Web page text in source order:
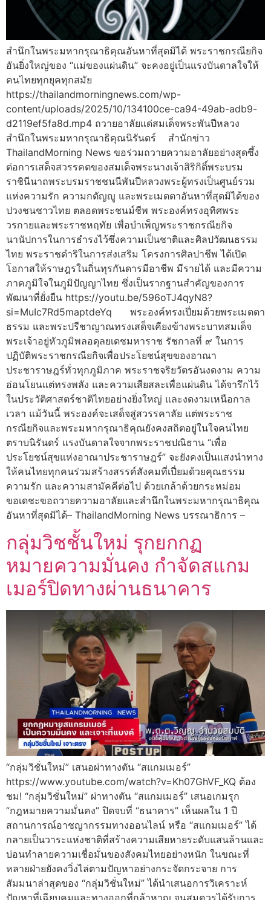
สำนึกในพระมหากรุณาธิคุณอันหาที่สุดมิได้ พระราชกรณียกิจ
อันยิ่งใหญ่ของ “แม่ของแผ่นดิน” จะคงอยู่เป็นแรงบันดาลใจให้
คนไทยทุกยุคทุกสมัย
https://thailandmorningnews.com/wp-
content/uploads/2025/10/134100ce-ca94-49ab-adb9-
d2119ef5fa8d.mp4 ถวายอาลัยแด่สมเด็จพระพันปีหลวง
สำนึกในพระมหากรุณาธิคุณนิรันดร์ สำนักข่าว
ThailandMorning News ขอร่วมถวายความอาลัยอย่างสุดซึ้ง
ต่อการเสด็จสวรรคตของสมเด็จพระนางเจ้าสิริกิติ์พระบรม
ราชินีนาถพระบรมราชชนนีพันปีหลวงพระผู้ทรงเป็นศูนย์รวม
แห่งความรัก ความกตัญญู และพระเมตตาอันหาที่สุดมิได้ของ
ปวงชนชาวไทย ตลอดพระชนม์ชีพ พระองค์ทรงอุทิศพระ
วรกายและพระราชหฤทัย เพื่อบำเพ็ญพระราชกรณียกิจ
นานัปการในการธำรงไว้ซึ่งความเป็นชาติและศิลปวัฒนธรรม
ไทย พระราชดำริในการส่งเสริม โครงการศิลปาชีพ ได้เปิด
โอกาสให้ราษฎรในถิ่นทุรกันดารมีอาชีพ มีรายได้ และมีความ
ภาคภูมิใจในภูมิปัญญาไทย ซึ่งเป็นรากฐานสำคัญของการ
พัฒนาที่ยั่งยืน https://youtu.be/596oTJ4qyN8?
si=MuIc7Rd5maptdeYq พระองค์ทรงเปี่ยมด้วยพระเมตตา
ธรรม และพระปรีชาญาณทรงเสด็จเคียงข้างพระบาทสมเด็จ
พระเจ้าอยู่หัวภูมิพลอดุลยเดชมหาราช รัชกาลที่ ๙ ในการ
ปฏิบัติพระราชกรณียกิจเพื่อประโยชน์สุขของอาณา
ประชาราษฎร์ทั่วทุกภูมิภาค พระราชจริยวัตรอันงดงาม ความ
อ่อนโยนแต่ทรงพลัง และความเสียสละเพื่อแผ่นดิน ได้จารึกไว้
ในประวัติศาสตร์ชาติไทยอย่างยิ่งใหญ่ และงดงามเหนือกาล
เวลา แม้วันนี้ พระองค์จะเสด็จสู่สวรรคาลัย แต่พระราช
กรณียกิจและพระมหากรุณาธิคุณยังคงสถิตอยู่ในใจคนไทย
ตราบนิรันดร์ แรงบันดาลใจจากพระราชปณิธาน “เพื่อ
ประโยชน์สุขแห่งอาณาประชาราษฎร์” จะยังคงเป็นแสงนำทาง
ให้คนไทยทุกคนร่วมสร้างสรรค์สังคมที่เปี่ยมด้วยคุณธรรม
ความรัก และความสามัคคีต่อไป ด้วยเกล้าด้วยกระหม่อม
ขอเดชะขอถวายความอาลัยและสำนึกในพระมหากรุณาธิคุณ
อันหาที่สุดมิได้– ThailandMorning News บรรณาธิการ –
กลุ่มวิชชั้นใหม่ รุกยกกฏ
หมายความมั่นคง กำจัดสแกม
เมอร์ปิดทางผ่านธนาคาร
“กลุ่มวิชั่นใหม่” เสนอผ่าทางตัน “สแกมเมอร์”
https://www.youtube.com/watch?v=Kh07GhVF_KQ ต้อง
ชม! “กลุ่มวิชั่นใหม่” ผ่าทางตัน “สแกมเมอร์” เสนอเกมรุก
“กฎหมายความมั่นคง” ปิดจบที่ “ธนาคาร” เห็นผลใน 1 ปี
สถานการณ์อาชญากรรมทางออนไลน์ หรือ “สแกมเมอร์” ได้
กลายเป็นวาระแห่งชาติที่สร้างความเสียหายระดับแสนล้านและ
บ่อนทำลายความเชื่อมั่นของสังคมไทยอย่างหนัก ในขณะที่
หลายฝ่ายยังคงวิ่งไล่ตามปัญหาอย่างกระจัดกระจาย การ
สัมมนาล่าสุดของ “กลุ่มวิชั่นใหม่” ได้นำเสนอการวิเคราะห์
ปัญหาที่เฉียบคมและทางออกที่กล้าหาญ จนสมควรได้รับการ